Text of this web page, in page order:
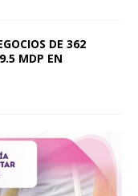
DE 362
MDP EN